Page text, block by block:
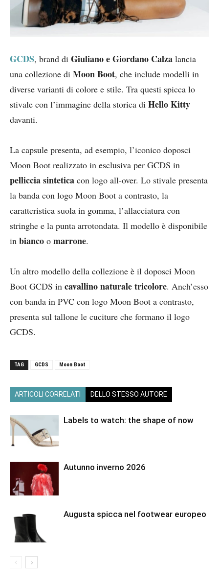
GCDS, brand di Giuliano e Giordano Calza lancia
una collezione di Moon Boot, che include modelli in
diverse varianti di colore e stile. Tra questi spicca lo
stivale con l’immagine della storica di Hello Kitty
davanti.
La capsule presenta, ad esempio, l’iconico doposci
Moon Boot realizzato in esclusiva per GCDS in
pelliccia sintetica con logo all-over. Lo stivale presenta
la banda con logo Moon Boot a contrasto, la
caratteristica suola in gomma, l’allacciatura con
stringhe e la punta arrotondata. Il modello è disponibile
in bianco o marrone.
Un altro modello della collezione è il doposci Moon
Boot GCDS in cavallino naturale tricolore. Anch’esso
con banda in PVC con logo Moon Boot a contrasto,
presenta sul tallone le cuciture che formano il logo
GCDS.
TAG GCDS Moon Boot
ARTICOLI CORRELATI DELLO STESSO AUTORE
Labels to watch: the shape of now
Autunno inverno 2026
Augusta spicca nel footwear europeo